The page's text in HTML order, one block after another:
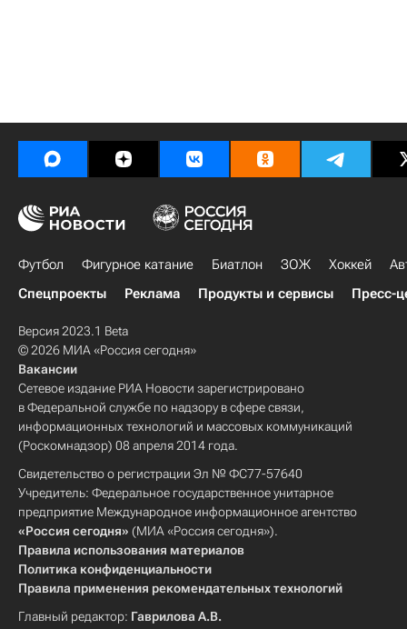
Футбол Фигурное катание Биатлон ЗОЖ Хоккей
Спецпроекты
Реклама Продукты и сервисы Пресс-
Версия 2023.1 Beta
© 2026 МИА «Россия сегодня»
Вакансии
Сетевое издание РИА Новости зарегистрировано
в Федеральной службе по надзору в сфере связи,
информационных технологий и массовых коммуникаций
(Роскомнадзор) 08 апреля 2014 года.
Свидетельство о регистрации Эл № ФС77-57640
Учредитель: Федеральное государственное унитарное
предприятие Международное информационное агентство
«Россия сегодня» (МИА «Россия сегодня»).
Правила использования материалов
Политика конфиденциальности
Правила применения рекомендательных технологий
Главный редактор: Гаврилова А.В.